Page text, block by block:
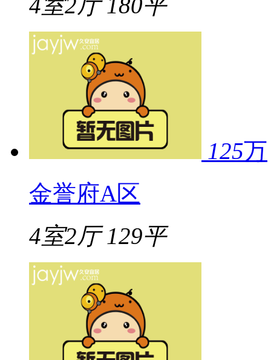
125万
金誉府A区
4室2厅 129平